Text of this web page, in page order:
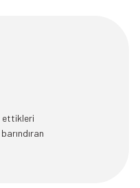
ettikleri